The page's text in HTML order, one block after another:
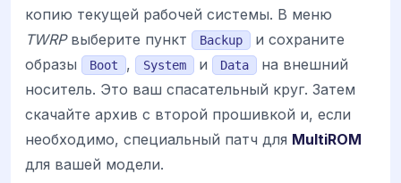
копию текущей рабочей системы. В меню
TWRPвыберите пункт Backup
и сохраните
образы
Boot , System и Data
на внешний
носитель. Это ваш спасательный круг. Затем
скачайте архив с второй прошивкой и, если
необходимо, специальный патч для MultiROM
для вашей модели.